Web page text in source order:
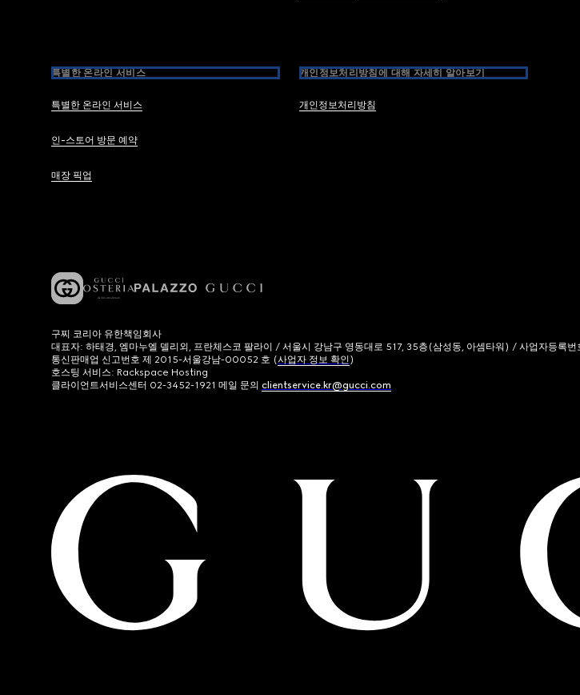
특별한 온라인 서비스
특별한 온라인 서비스
인-스토어 방문 예약
매장 픽업
개인정보처리방침에 대해 자세히 알아보기
개인정보처리방침
구찌 코리아 유한책임회사
대표자: 하태경, 엠마누엘 델리외, 프란체스코 팔라이 / 서울시 강남구 영동대로 517, 35층(삼성동, 아셈타워) / 사업자등록
통신판매업 신고번호 제 2015-서울강남-00052 호 (사업자 정보 확인)
호스팅 서비스: Rackspace Hosting
클라이언트서비스센터 02-3452-1921 메일 문의 clientservice.kr@gucci.com